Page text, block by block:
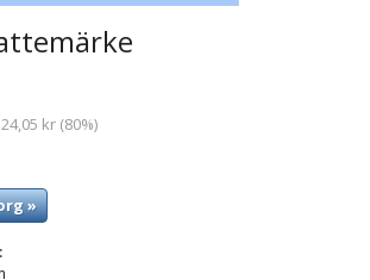
kr (80%)
»